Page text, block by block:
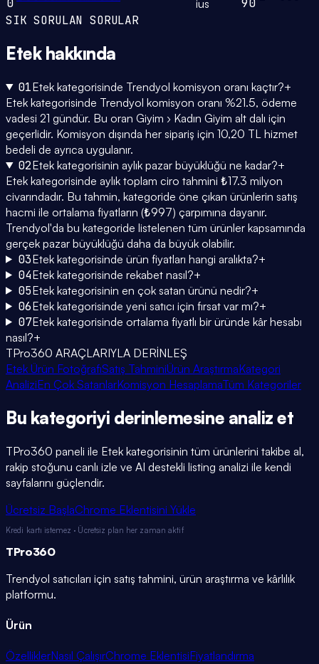
0
ius
90
SIK SORULAN SORULAR
Etekhakkında
01Etek kategorisinde Trendyol komisyon oranı kaçtır?+
Etek kategorisinde Trendyol komisyon oranı %21.5, ödeme
vadesi 21 gündür. Bu oran Giyim › Kadın Giyim alt dalı için
geçerlidir. Komisyon dışında her sipariş için 10,20 TL hizmet
bedeli de ayrıca uygulanır.
02Etek kategorisinin aylık pazar büyüklüğü ne kadar?+
Etek kategorisinde aylık toplam ciro tahmini ₺17.3 milyon
civarındadır. Bu tahmin, kategoride öne çıkan ürünlerin satış
hacmi ile ortalama fiyatların (₺997) çarpımına dayanır.
Trendyol'da bu kategoride listelenen tüm ürünler kapsamında
gerçek pazar büyüklüğü daha da büyük olabilir.
03Etek kategorisinde ürün fiyatları hangi aralıkta?+
04Etek kategorisinde rekabet nasıl?+
05Etek kategorisinin en çok satan ürünü nedir?+
06Etek kategorisinde yeni satıcı için fırsat var mı?+
07Etek kategorisinde ortalama fiyatlı bir üründe kâr hesabı
nasıl?+
TPro360 ARAÇLARIYLA DERİNLEŞ
Etek Ürün FotoğrafıSatış TahminiÜrün AraştırmaKategori
AnaliziEn Çok SatanlarKomisyon HesaplamaTüm Kategoriler
Bu kategoriyi derinlemesine analiz et
TPro360 paneli ile Etek kategorisinin tüm ürünlerini takibe al,
rakip stoğunu canlı izle ve AI destekli listing analizi ile kendi
sayfalarını güçlendir.
Ücretsiz BaşlaChrome Eklentisini Yükle
Kredi kartı istemez · Ücretsiz plan her zaman aktif
TPro360
Trendyol satıcıları için satış tahmini, ürün araştırma ve kârlılık
platformu.
Ürün
ÖzelliklerNasıl ÇalışırChrome EklentisiFiyatlandırma